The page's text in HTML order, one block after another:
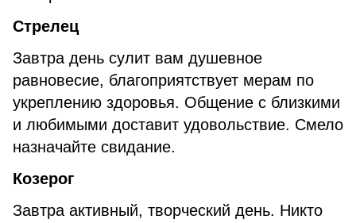
Стрелец
Завтра день сулит вам душевное
равновесие, благоприятствует мерам по
укреплению здоровья. Общение с близкими
и любимыми доставит удовольствие. Смело
назначайте свидание.
Козерог
Завтра активный, творческий день. Никто